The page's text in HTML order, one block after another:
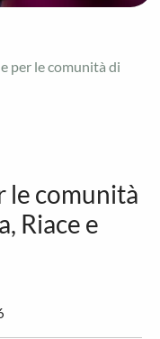
per le comunità di
le comunità
Riace e